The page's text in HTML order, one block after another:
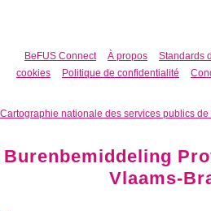
BeFUS Connect À propos Standards
cookies
Politique de confidentialité
Cartographie nationale des services publics
Burenbemiddeling
Vlaams-